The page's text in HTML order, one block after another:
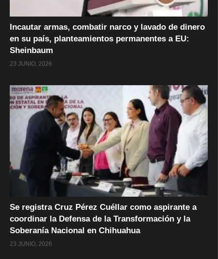
Incautar armas, combatir narco y lavado de dinero
en su país, planteamientos permanentes a EU:
Sheinbaum
23 JUNIO, 2026
Se registra Cruz Pérez Cuéllar como aspirante a
coordinar la Defensa de la Transformación y la
Soberanía Nacional en Chihuahua
23 JUNIO, 2026